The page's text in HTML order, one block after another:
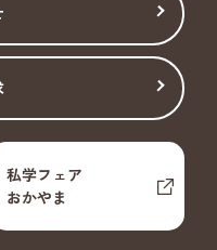
私学フェア
おかやま